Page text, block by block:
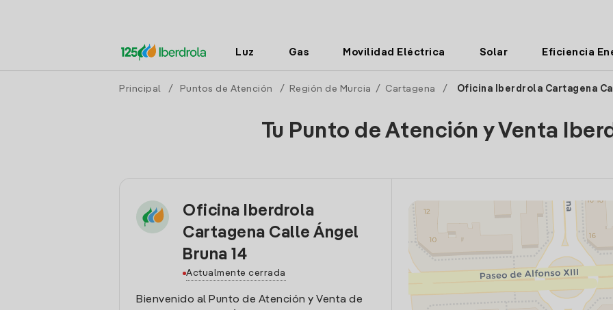
Luz Gas Movilidad Eléctrica Solar Eficiencia
Principal / Puntos de Atención / Región de Murcia / Cartagena / Oficina Iberdrola Cartagena
Tu Punto de Atención y Venta
Oficina Iberdrola
Cartagena Calle Ángel
Bruna 14
Actualmente cerrada
Bienvenido al Punto de Atención y Venta de